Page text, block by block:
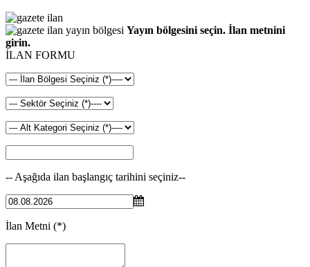
Yayın bölgesini seçin. İlan metnini
girin.
İLAN FORMU
-- Aşağıda ilan başlangıç tarihini seçiniz--
İlan Metni (*)